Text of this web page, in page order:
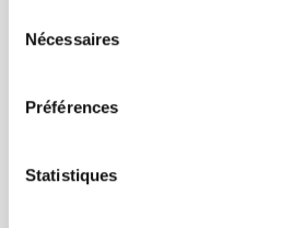
Nécessaires
Préférences
Statistiques